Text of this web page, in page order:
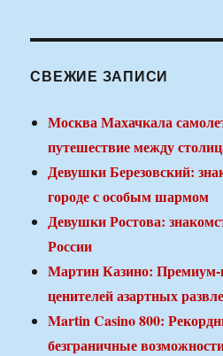
СВЕЖИЕ ЗАПИСИ
Москва Махачкала
путешествие между
Девушки Березовский:
городе с особым шармом
Девушки Ростова:
России
Мартин Казино:
ценителей азартных
Martin Casino 800:
безграничные